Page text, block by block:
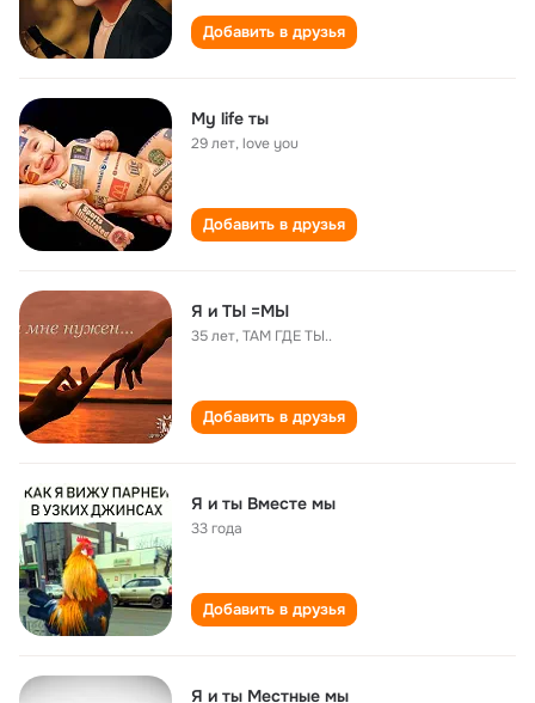
Добавить в друзья
My life ты
29 лет,love you
Добавить в друзья
Я и ТЫ =МЫ
35 лет,ТАМ ГДЕ ТЫ..
Добавить в друзья
Я и ты Вместе мы
33 года
Добавить в друзья
Я и ты Местные мы